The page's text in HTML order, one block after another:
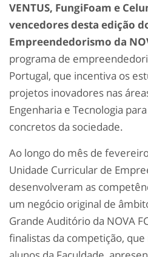
VENTUS, FungiFoam e
vencedores desta edição
Empreendedorismo da
programa de
Portugal, que incentiva os
projetos inovadores nas
Engenharia e Tecnologia
concretos da sociedade.
Ao longo do mês de
Unidade Curricular de
desenvolveram as
um negócio original de
Grande Auditório da NOVA
finalistas da competição,